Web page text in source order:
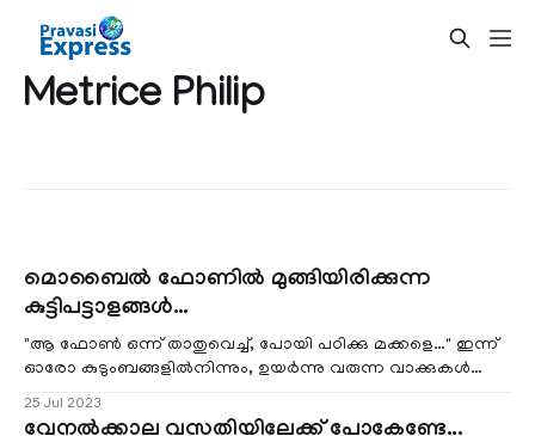
Metrice Philip
മൊബൈൽ ഫോണിൽ മുങ്ങിയിരിക്കുന്ന
കുട്ടിപട്ടാളങ്ങൾ…
"ആ ഫോൺ ഒന്ന് താതുവെച്ച്, പോയി പഠിക്കു മക്കളെ…" ഇന്ന്
ഓരോ കുടുംബങ്ങളിൽനിന്നും, ഉയർന്നു വരുന്ന വാക്കുകൾ
ആണ് "ആ ഫോൺ താതു വെക്കു മക്കളെ
25 Jul 2023